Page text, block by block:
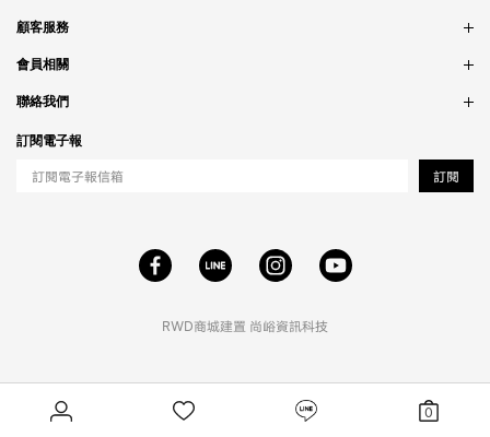
0
RWD商城建置 尚峪資訊科技
品牌故事
銷售據點
隱私政策
顧客服務
訂單問題
付款問題
配送問題
會員相關
會員制度
紅利制度
聯絡我們
合作相關
工作職缺
訂閱電子報
訂閱